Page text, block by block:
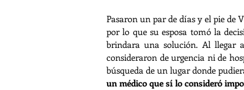
Pasaron un par de días y el pie de
por lo que su esposa tomó la
brindara una solución. Al llegar
consideraron de urgencia ni de
búsqueda de un lugar donde
un médico que sí lo consideró